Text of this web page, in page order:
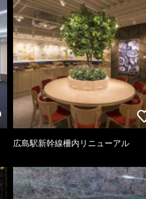
広島駅新幹線柵内リニューアル